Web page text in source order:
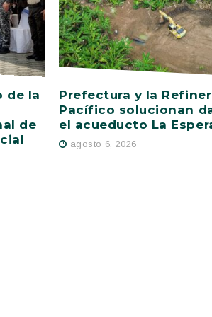
de la
de
Prefectura y la
Pacífico solucionan
el acueducto La
agosto 6, 2026